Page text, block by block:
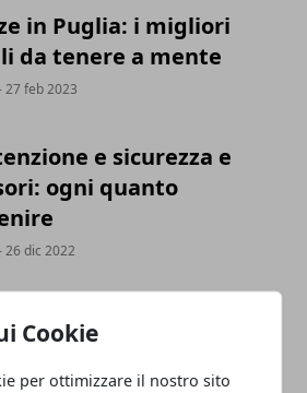
Cookie
per ottimizzare il nostro sito
in Puglia: i migliori
da tenere a mente
27 feb 2023
e sicurezza e
ogni quanto
26 dic 2022